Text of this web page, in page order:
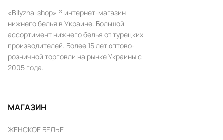
«Bilyzna-shop» ® интернет-магазин
нижнего белья в Украине. Большой
ассортимент нижнего белья от турецких
производителей. Более 15 лет оптово-
розничной торговли на рынке Украины с
2005 года.
МАГАЗИН
ЖЕНСКОЕ БЕЛЬЕ